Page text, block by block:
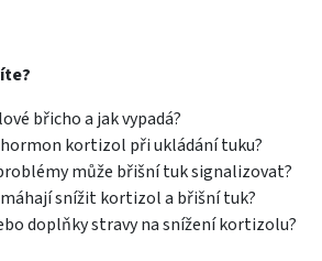
břicho a jak vypadá?
kortizol při ukládání tuku?
může břišní tuk signalizovat?
snížit kortizol a břišní tuk?
doplňky stravy na snížení kortizolu?